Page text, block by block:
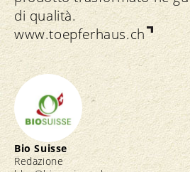
di qualità.
www.toepferhaus.ch
Bio Suisse
Redazione